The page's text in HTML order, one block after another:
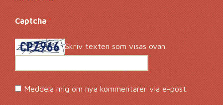
Captcha*
Skriv texten som visas ovan:
Meddela mig om nya kommentarer via e-post.